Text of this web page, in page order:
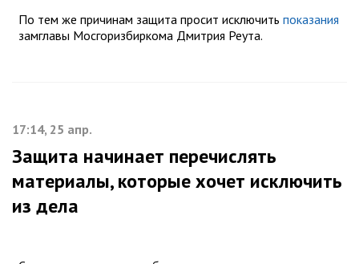
По тем же причинам защита просит исключить показания
замглавы Мосгоризбиркома Дмитрия Реута.
17:14, 25 апр.
Защита начинает перечислять
материалы, которые хочет исключить
из дела